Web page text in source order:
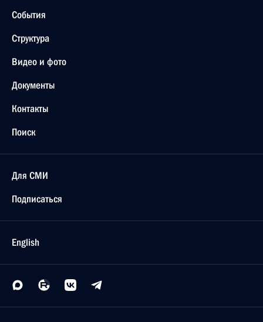
События
Структура
Видео и фото
Документы
Контакты
Поиск
Для СМИ
Подписаться
English